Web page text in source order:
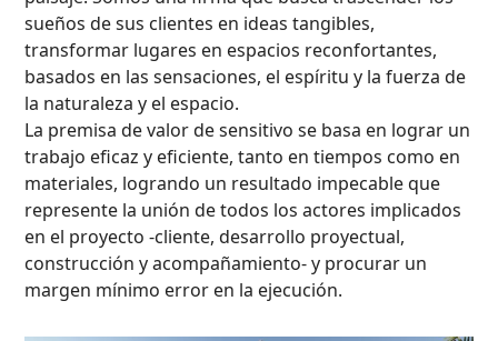
sueños de sus clientes en ideas tangibles,
transformar lugares en espacios reconfortantes,
basados en las sensaciones, el espíritu y la fuerza de
la naturaleza y el espacio.
La premisa de valor de sensitivo se basa en lograr un
trabajo eficaz y eficiente, tanto en tiempos como en
materiales, logrando un resultado impecable que
represente la unión de todos los actores implicados
en el proyecto -cliente, desarrollo proyectual,
construcción y acompañamiento- y procurar un
margen mínimo error en la ejecución.